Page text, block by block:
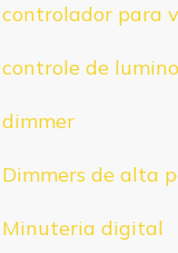
controlador para
controle de
dimmer
Dimmers de alta
Minuteria digital